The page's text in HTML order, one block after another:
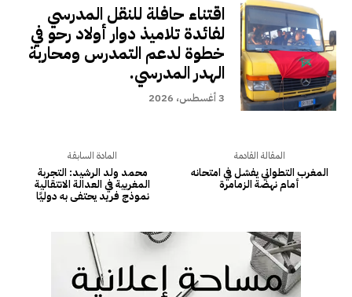
اقتناء حافلة للنقل المدرسي
لفائدة تلاميذ دوار أولاد رحو في
خطوة لدعم التمدرس ومحاربة
الهدر المدرسي.
3 أغسطس، 2026
المادة السابقة
محمد ولد الرشيد: التجربة
المغربية في العدالة الانتقالية
نموذج فريد يحتفى به دوليًا
المقالة القادمة
المغرب التطواني يفشل في امتحانه
أمام نهضة الزمامرة